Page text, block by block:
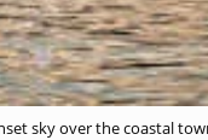
sky over the coastal